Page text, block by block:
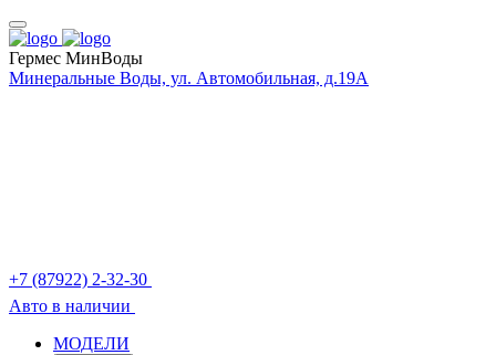
Гермес МинВоды
Минеральные Воды, ул. Автомобильная, д.19А
+7 (87922) 2-32-30
Авто в наличии
МОДЕЛИ